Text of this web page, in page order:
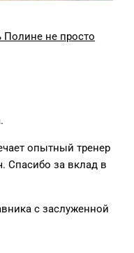
Полине не просто
опытный тренер
Спасибо за вклад в
с заслуженной